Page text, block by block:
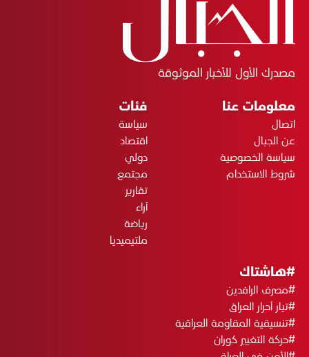
مصدرك الأول للأخبار الموثوقة
معلومات عنا
اتصال
عن الجبال
سياسة الخصوصية
شروط الاستخدام
فئات
سياسة
اقتصاد
دولي
مجتمع
تقارير
آراء
رياضة
ملتيميديا
#هاشتاك
#مصرف الرافدين
#تيار أحرار العراق
#تنسيقية المقاومة العراقية
#حركة التغيير كوران